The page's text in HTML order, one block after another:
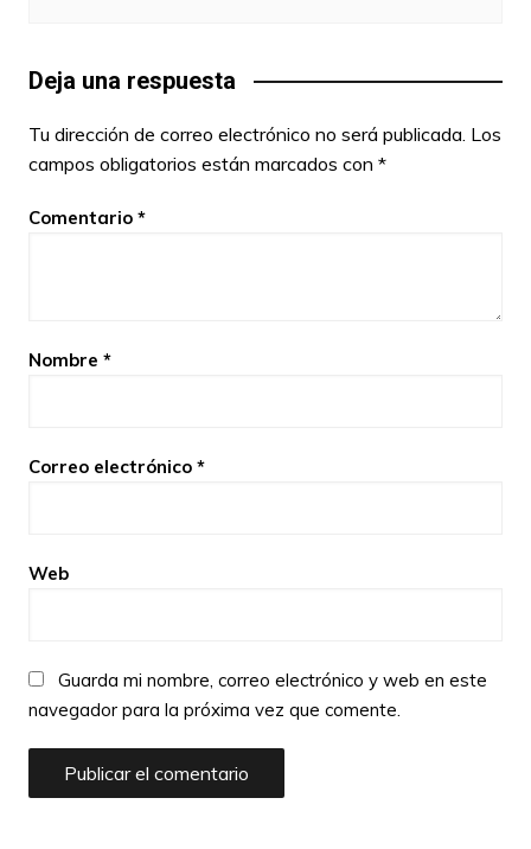
Deja una respuesta
Tu dirección de correo electrónico no será publicada. Los
campos obligatorios están marcados con *
Comentario *
Nombre *
Correo electrónico *
Web
Guarda mi nombre, correo electrónico y web en este
navegador para la próxima vez que comente.